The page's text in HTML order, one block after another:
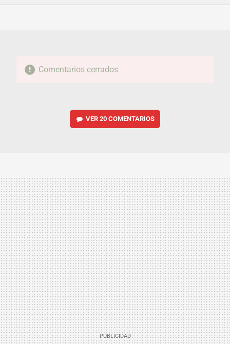
FACEBOOKTWITTERFLIPBOARD
E-
WHATSAPP
Comentarios cerrados
VER 20 COMENTARIOS